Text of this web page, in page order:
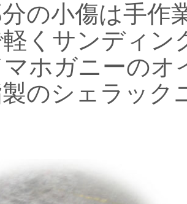
の小傷は手作
くサンディン
マホガニーの
のシェラック